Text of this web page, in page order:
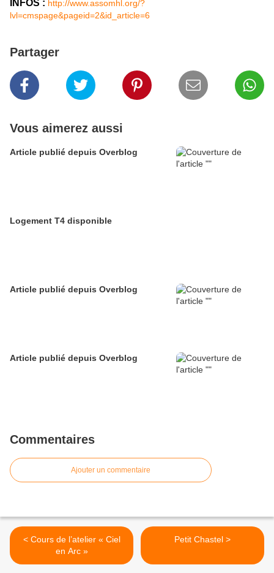
INFOS : http://www.assomhl.org/?
lvl=cmspage&pageid=2&id_article=6
Partager
Vous aimerez aussi
Article publié depuis Overblog
Logement T4 disponible
Article publié depuis Overblog
Article publié depuis Overblog
Commentaires
Ajouter un commentaire
< Cours de l’atelier « Ciel
en Arc »
Petit Chastel >